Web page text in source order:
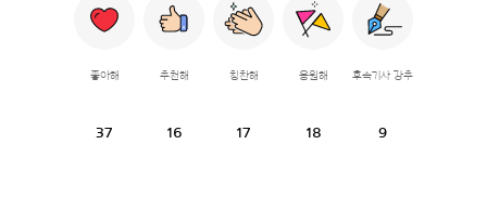
좋아해
37
추천해
16
칭찬해
17
응원해
18
후속기사 강추
9